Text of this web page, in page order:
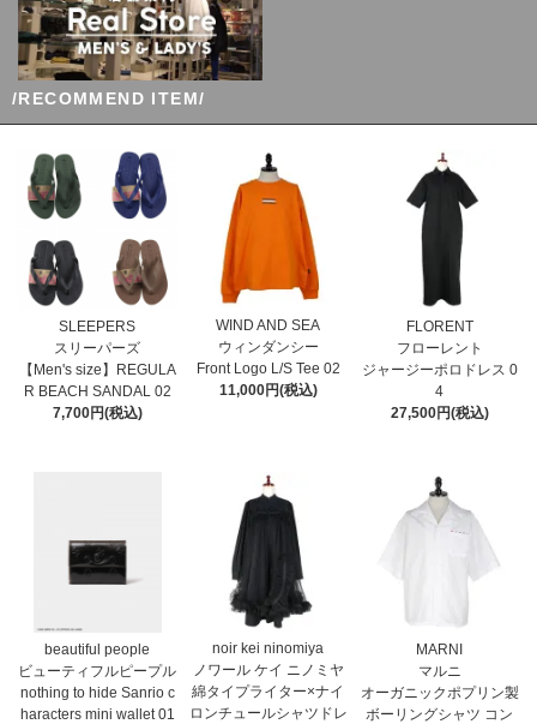
/RECOMMEND ITEM/
SLEEPERS
スリーパーズ
【Men's size】REGULA
R BEACH SANDAL 02
7,700円(税込)
WIND AND SEA
ウィンダンシー
Front Logo L/S Tee 02
11,000円(税込)
FLORENT
フローレント
ジャージーポロドレス 0
4
27,500円(税込)
beautiful people
ビューティフルピープル
nothing to hide Sanrio c
haracters mini wallet⁠ 01
noir kei ninomiya
ノワール ケイ ニノミヤ
綿タイプライター×ナイ
ロンチュールシャツドレ
MARNI
マルニ
オーガニックポプリン製
ボーリングシャツ コン